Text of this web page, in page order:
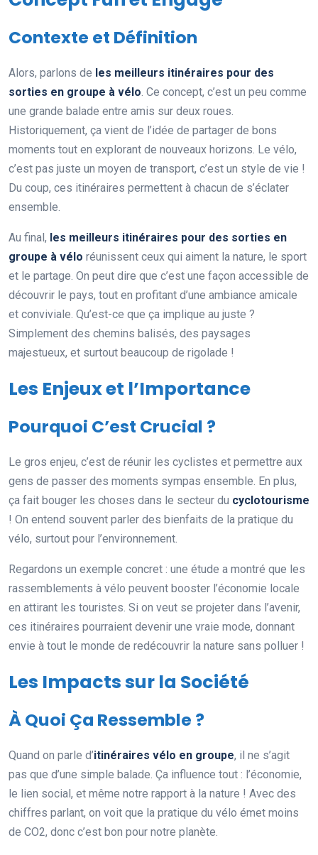
Contexte et Définition
Alors, parlons de les meilleurs itinéraires pour des
sorties en groupe à vélo. Ce concept, c’est un peu comme
une grande balade entre amis sur deux roues.
Historiquement, ça vient de l’idée de partager de bons
moments tout en explorant de nouveaux horizons. Le vélo,
c’est pas juste un moyen de transport, c’est un style de vie !
Du coup, ces itinéraires permettent à chacun de s’éclater
ensemble.
Au final, les meilleurs itinéraires pour des sorties en
groupe à vélo réunissent ceux qui aiment la nature, le sport
et le partage. On peut dire que c’est une façon accessible de
découvrir le pays, tout en profitant d’une ambiance amicale
et conviviale. Qu’est-ce que ça implique au juste ?
Simplement des chemins balisés, des paysages
majestueux, et surtout beaucoup de rigolade !
Les Enjeux et l’Importance
Pourquoi C’est Crucial ?
Le gros enjeu, c’est de réunir les cyclistes et permettre aux
gens de passer des moments sympas ensemble. En plus,
ça fait bouger les choses dans le secteur du cyclotourisme
! On entend souvent parler des bienfaits de la pratique du
vélo, surtout pour l’environnement.
Regardons un exemple concret : une étude a montré que les
rassemblements à vélo peuvent booster l’économie locale
en attirant les touristes. Si on veut se projeter dans l’avenir,
ces itinéraires pourraient devenir une vraie mode, donnant
envie à tout le monde de redécouvrir la nature sans polluer !
Les Impacts sur la Société
À Quoi Ça Ressemble ?
Quand on parle d’itinéraires vélo en groupe, il ne s’agit
pas que d’une simple balade. Ça influence tout : l’économie,
le lien social, et même notre rapport à la nature ! Avec des
chiffres parlant, on voit que la pratique du vélo émet moins
de CO2, donc c’est bon pour notre planète.